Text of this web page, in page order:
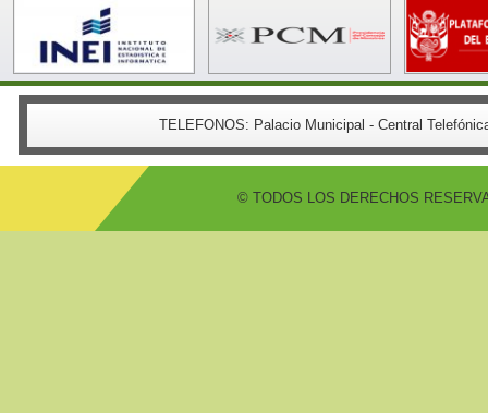
TELEFONOS: Palacio Municipal - Central
© TODOS LOS DERECHOS